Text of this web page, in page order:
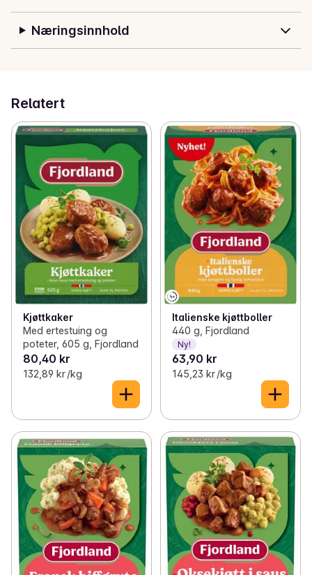
Næringsinnhold
Relatert
Kjøttkaker
Med ertestuing og
poteter, 605 g, Fjordland
80,40 kr
132,89 kr /kg
Italienske kjøttboller
440 g, Fjordland
Ny!
63,90 kr
145,23 kr /kg